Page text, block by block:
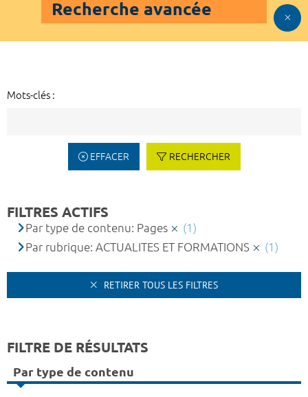
Recherche avancée
Mots-clés :
EFFACER RECHERCHER
FILTRES ACTIFS
Par type de contenu: Pages
(1)
Par rubrique: ACTUALITES ET FORMATIONS
(1)
RETIRER TOUS LES FILTRES
FILTRE DE RÉSULTATS
Par type de contenu